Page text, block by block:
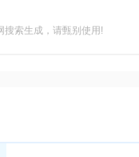
搜索生成，请甄别使用!